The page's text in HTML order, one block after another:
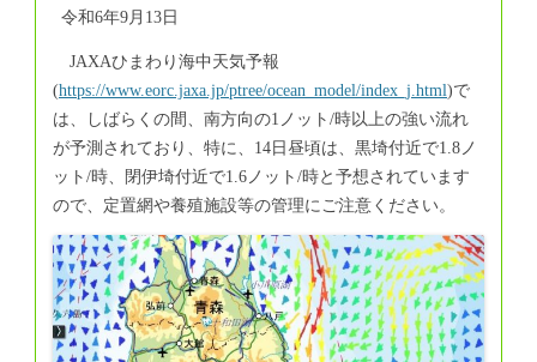
令和6年9月13日
JAXAひまわり海中天気予報
(https://www.eorc.jaxa.jp/ptree/ocean_model/index_j.html)で
は、しばらくの間、南方向の1ノット/時以上の強い流れ
が予測されており、特に、14日昼頃は、黒埼付近で1.8ノ
ット/時、閉伊埼付近で1.6ノット/時と予想されています
ので、定置網や養殖施設等の管理にご注意ください。